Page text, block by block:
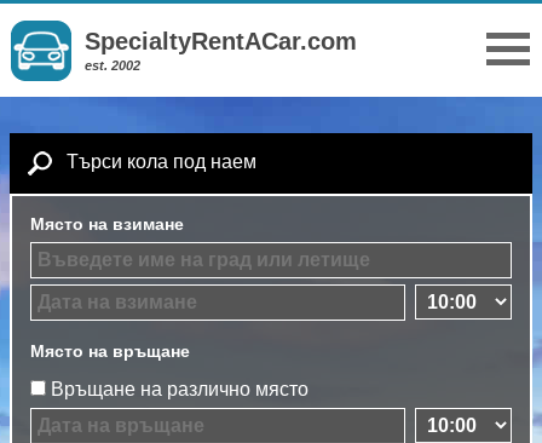
SpecialtyRentACar.com
est. 2002
Търси кола под наем
Място на взимане
Място на връщане
Връщане на различно място